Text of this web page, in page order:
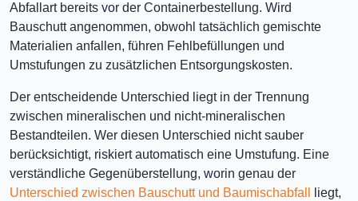
Abfallart bereits vor der Containerbestellung. Wird
Bauschutt angenommen, obwohl tatsächlich gemischte
Materialien anfallen, führen Fehlbefüllungen und
Umstufungen zu zusätzlichen Entsorgungskosten.
Der entscheidende Unterschied liegt in der Trennung
zwischen mineralischen und nicht-mineralischen
Bestandteilen. Wer diesen Unterschied nicht sauber
berücksichtigt, riskiert automatisch eine Umstufung. Eine
verständliche Gegenüberstellung, worin genau der
Unterschied zwischen Bauschutt und Baumischabfall
liegt,